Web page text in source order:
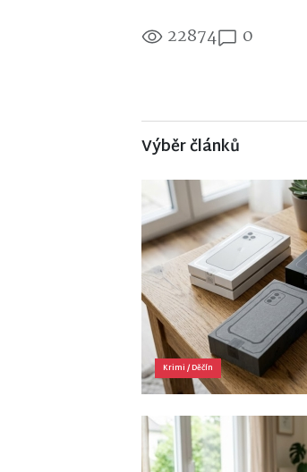
22874
0
Výběr článků
Krimi /Děčín